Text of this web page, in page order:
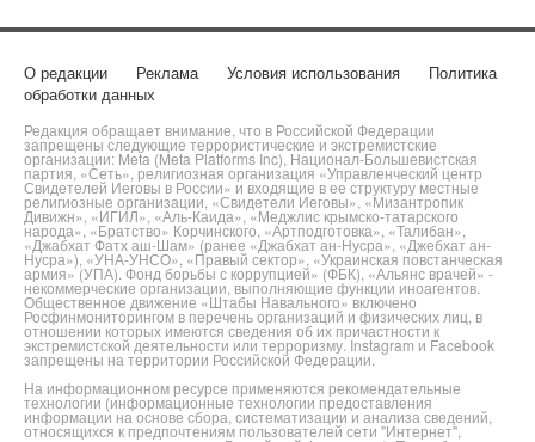
О редакции Реклама Условия использования
Политика
обработки данных
Редакция обращает внимание, что в Российской Федерации
запрещены следующие террористические и экстремистские
организации: Meta (Meta Platforms Inc), Национал-Большевистская
партия, «Сеть», религиозная организация «Управленческий центр
Свидетелей Иеговы в России» и входящие в ее структуру местные
религиозные организации, «Свидетели Иеговы», «Мизантропик
Дивижн», «ИГИЛ», «Аль-Каида», «Меджлис крымско-татарского
народа», «Братство» Корчинского, «Артподготовка», «Талибан»,
«Джабхат Фатх аш-Шам» (ранее «Джабхат ан-Нусра», «Джебхат ан-
Нусра»), «УНА-УНСО», «Правый сектор», «Украинская повстанческая
армия» (УПА). Фонд борьбы с коррупцией» (ФБК), «Альянс врачей» -
некоммерческие организации, выполняющие функции иноагентов.
Общественное движение «Штабы Навального» включено
Росфинмониторингом в перечень организаций и физических лиц, в
отношении которых имеются сведения об их причастности к
экстремистской деятельности или терроризму. Instagram и Facebook
запрещены на территории Российской Федерации.
На информационном ресурсе применяются рекомендательные
технологии (информационные технологии предоставления
информации на основе сбора, систематизации и анализа сведений,
относящихся к предпочтениям пользователей сети "Интернет",